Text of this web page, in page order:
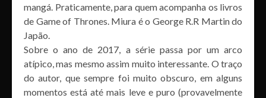
mangá. Praticamente, para quem acompanha os livros
de Game of Thrones. Miura é o George R.R Martin do
Japão.
Sobre o ano de 2017, a série passa por um arco
atípico, mas mesmo assim muito interessante. O traço
do autor, que sempre foi muito obscuro, em alguns
momentos está até mais leve e puro (provavelmente